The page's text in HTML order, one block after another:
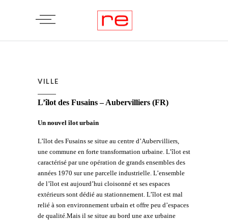
VILLE
L’îlot des Fusains – Aubervilliers (FR)
Un nouvel îlot urbain
L’îlot des Fusains se situe au centre d’Aubervilliers,
une commune en forte transformation urbaine. L’îlot est
caractérisé par une opération de grands ensembles des
années 1970 sur une parcelle industrielle. L’ensemble
de l’îlot est aujourd’hui cloisonné et ses espaces
extérieurs sont dédié au stationnement. L’îlot est mal
relié à son environnement urbain et offre peu d’espaces
de qualité.Mais il se situe au bord une axe urbaine